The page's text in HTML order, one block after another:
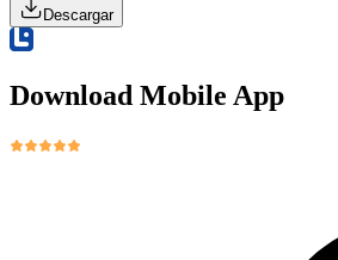
Descargar
Download Mobile App